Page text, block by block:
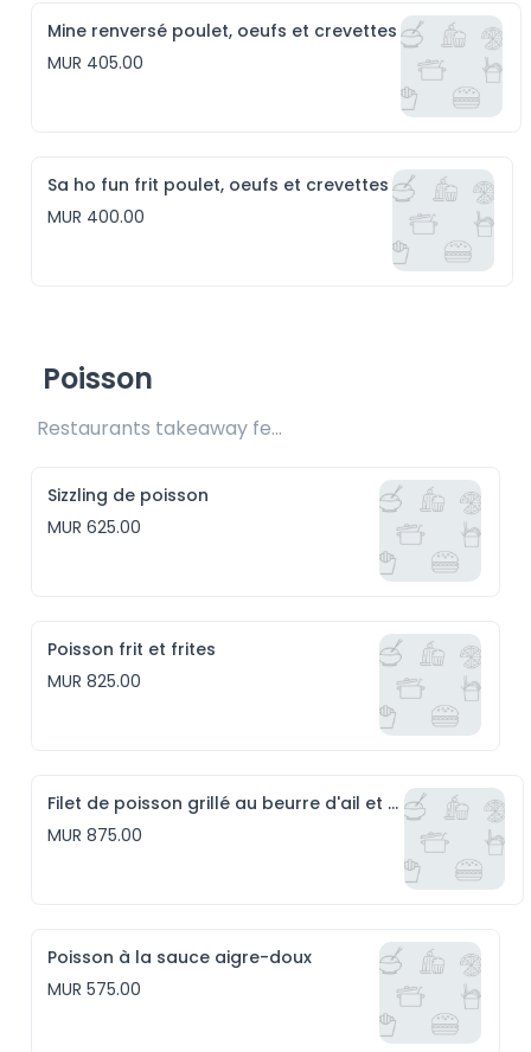
Mine renversé poulet, oeufs et crevettes
MUR 405.00
Sa ho fun frit poulet, oeufs et crevettes
MUR 400.00
Poisson
Restaurants takeaway fee Rs25 included
Sizzling de poisson
MUR 625.00
Poisson frit et frites
MUR 825.00
Filet de poisson grillé au beurre d'ail et riz persillé
MUR 875.00
Poisson à la sauce aigre-doux
MUR 575.00